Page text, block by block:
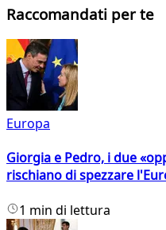
Raccomandati per te
Europa
Giorgia e Pedro, i due
rischiano di spezzare
1 min di lettura